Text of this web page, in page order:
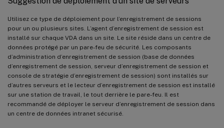
Utilisez ce type de déploiement pour l’enregistrement de sessions
pour un ou plusieurs sites. L’agent d’enregistrement de session est
installé sur chaque VDA dans un site. Le site réside dans un centre de
données protégé par un pare-feu de sécurité. Les composants
d’administration d’enregistrement de session (base de données
d’enregistrement de session, serveur d’enregistrement de session et
console de stratégie d’enregistrement de session) sont installés sur
d’autres serveurs et le lecteur d’enregistrement de session est installé
sur une station de travail, le tout derrière le pare-feu. Il est
recommandé de déployer le serveur d’enregistrement de session dans
un centre de données intranet sécurisé.